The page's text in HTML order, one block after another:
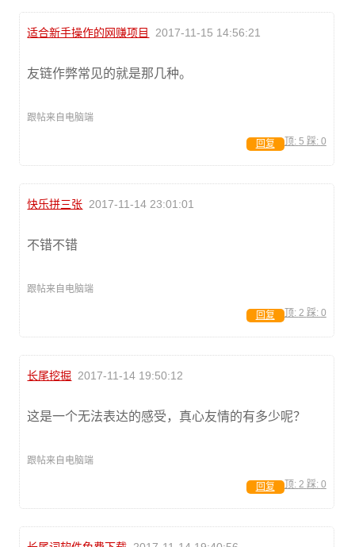
适合新手操作的网赚项目 2017-11-15 14:56:21
友链作弊常见的就是那几种。
跟帖来自电脑端
顶: 5 踩: 0
回复
快乐拼三张 2017-11-14 23:01:01
不错不错
跟帖来自电脑端
顶: 2 踩: 0
回复
长尾挖掘 2017-11-14 19:50:12
这是一个无法表达的感受，真心友情的有多少呢？
跟帖来自电脑端
顶: 2 踩: 0
回复